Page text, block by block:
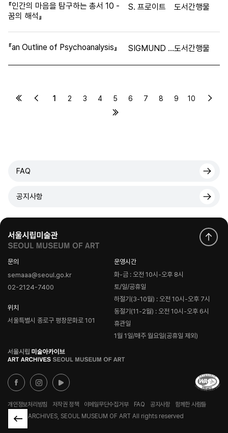
『인간의 마음을 탐구하는 총서 10 -
꿈의 해석』
S. 프로이트 도서간행물
『an Outline of Psychoanalysis』 SIGMUND FREUD도서간행물
1 2 3 4 5 6 7 8 9 10
FAQ
공지사항
문의
semaaa@seoul.go.kr
02-2124-7400
위치
서울특별시 종로구 평창문화로 101
운영시간
화-금 : 오전 10시-오후 8시
토/일/공휴일
하절기(3-10월) : 오전 10시-오후 7시
동절기(11-2월) : 오전 10시-오후 6시
휴관일
1월 1일/매주 월요일(공휴일 제외)
로
고
개인정보처리방침 저작권 정책 이메일무단수집거부 FAQ 공지사항
함께한 사람들
© ART ARCHIVES, SEOUL MUSEUM OF ART All rights reserved